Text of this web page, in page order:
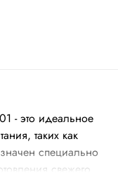
- это идеальное
таких как
специально
свежего